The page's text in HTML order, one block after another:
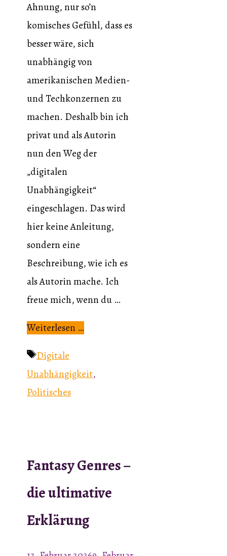
Ahnung, nur so’n
komisches Gefühl, dass es
besser wäre, sich
unabhängig von
amerikanischen Medien-
und Techkonzernen zu
machen. Deshalb bin ich
privat und als Autorin
nun den Weg der
„digitalen
Unabhängigkeit“
eingeschlagen. Das wird
hier keine Anleitung,
sondern eine
Beschreibung, wie ich es
als Autorin mache. Ich
freue mich, wenn du …
Weiterlesen …
Schlagwörter
Digitale
Unabhängigkeit,
Politisches
Fantasy Genres –
die ultimative
Erklärung